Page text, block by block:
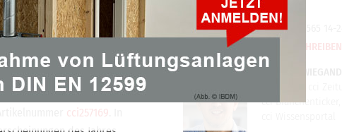
dringend
Artikelnummercci279091
Verordnungen und
cci257169
+49(0)721/565 14-24
E-MAIL SCHREIBEN
cci Branchenticker,